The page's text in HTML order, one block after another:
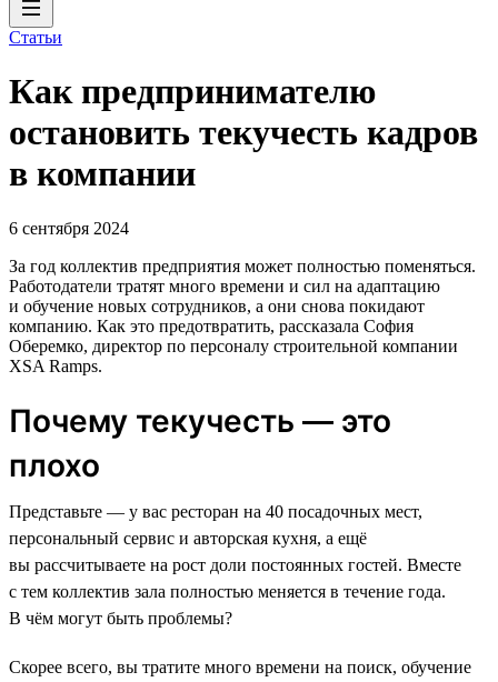
Статьи
Как предпринимателю
остановить текучесть кадров
в компании
6 сентября 2024
За год коллектив предприятия может полностью поменяться.
Работодатели тратят много времени и сил на адаптацию
и обучение новых сотрудников, а они снова покидают
компанию. Как это предотвратить, рассказала София
Оберемко, директор по персоналу строительной компании
XSA Ramps.
Почему текучесть — это
плохо
Представьте — у вас ресторан на 40 посадочных мест,
персональный сервис и авторская кухня, а ещё
вы рассчитываете на рост доли постоянных гостей. Вместе
с тем коллектив зала полностью меняется в течение года.
В чём могут быть проблемы?
Скорее всего, вы тратите много времени на поиск, обучение